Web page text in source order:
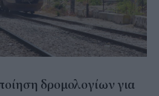
δρομολογίων για